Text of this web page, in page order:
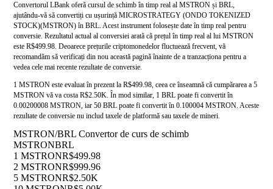
Convertorul LBank oferă cursul de schimb în timp real al MSTRON și BRL,
ajutându-vă să convertiți cu ușurință MICROSTRATEGY (ONDO TOKENIZED
STOCK)(MSTRON) în BRL. Acest instrument folosește date în timp real pentru
conversie. Rezultatul actual al conversiei arată că prețul în timp real al lui MSTRON
este R$499.98. Deoarece prețurile criptomonedelor fluctuează frecvent, vă
recomandăm să verificați din nou această pagină înainte de a tranzacționa pentru a
vedea cele mai recente rezultate de conversie.
1 MSTRON este evaluat în prezent la R$499.98, ceea ce înseamnă că cumpărarea a 5
MSTRON vă va costa R$2.50K. În mod similar, 1 BRL poate fi convertit în
0.00200008 MSTRON, iar 50 BRL poate fi convertit în 0.100004 MSTRON. Aceste
rezultate de conversie nu includ taxele de platformă sau taxele de mineri.
MSTRON/BRL Convertor de curs de schimb
MSTRONBRL
1 MSTRONR$499.98
2 MSTRONR$999.96
5 MSTRONR$2.50K